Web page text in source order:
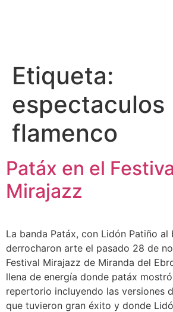
Etiqueta:
espectaculos
flamenco
Patáx en el
Mirajazz
La banda Patáx, con Lidón Patiño al
derrocharon arte el pasado 28 de
Festival Mirajazz de Miranda del
llena de energía donde patáx
repertorio incluyendo las versiones
que tuvieron gran éxito y donde